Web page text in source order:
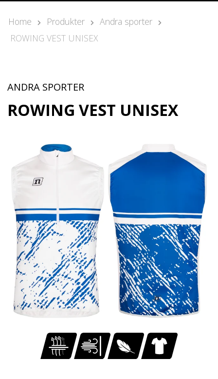
Pär Olofsson
Country Manager Sweden
par@nonamesport.com
Säljare
Phone:+46 703263884
Home Produkter
Andra sporter
ROWING VEST UNISEX
ANDRA SPORTER
ROWING VEST UNISEX